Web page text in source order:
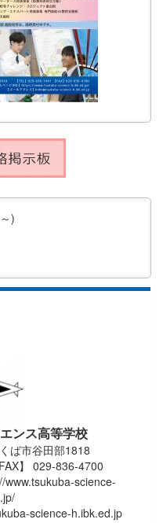
)
ンス高等学校
ば市谷田部1818
】 029-836-4700
www.tsukuba-science-
science-h.ibk.ed.jp